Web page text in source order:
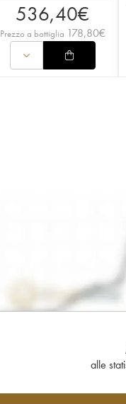
536,40€
Prezzo a bottiglia 178,80€
alle